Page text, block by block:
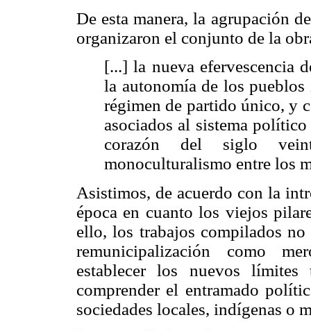
De esta manera, la agrupación
organizaron el conjunto de la
[...] la nueva efervescencia
la autonomía de los
régimen de partido único, y
asociados al sistema
corazón del siglo
monoculturalismo entre los
Asistimos, de acuerdo con la
época en cuanto los viejos
ello, los trabajos compilados
remunicipalización como
establecer los nuevos
comprender el entramado
sociedades locales, indígenas o